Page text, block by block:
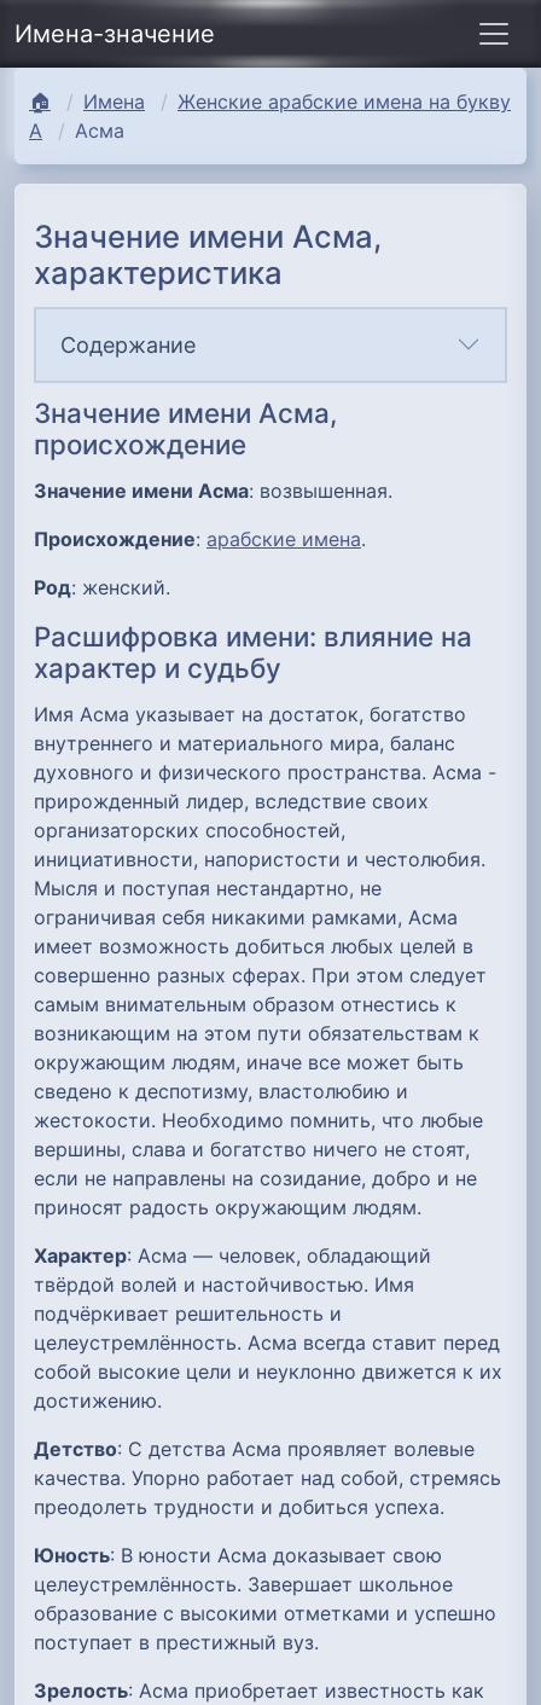
Имена-значение
🏠 Имена
Женские арабские имена на букву
А
Асма
Значение имени Асма,
характеристика
Содержание
Значение имени Асма,
происхождение
Значение имени Асма: возвышенная.
Происхождение: арабские имена.
Род: женский.
Расшифровка имени: влияние на
характер и судьбу
Имя Асма указывает на достаток, богатство
внутреннего и материального мира, баланс
духовного и физического пространства. Асма -
прирожденный лидер, вследствие своих
организаторских способностей,
инициативности, напористости и честолюбия.
Мысля и поступая нестандартно, не
ограничивая себя никакими рамками, Асма
имеет возможность добиться любых целей в
совершенно разных сферах. При этом следует
самым внимательным образом отнестись к
возникающим на этом пути обязательствам к
окружающим людям, иначе все может быть
сведено к деспотизму, властолюбию и
жестокости. Необходимо помнить, что любые
вершины, слава и богатство ничего не стоят,
если не направлены на созидание, добро и не
приносят радость окружающим людям.
Характер: Асма — человек, обладающий
твёрдой волей и настойчивостью. Имя
подчёркивает решительность и
целеустремлённость. Асма всегда ставит перед
собой высокие цели и неуклонно движется к их
достижению.
Детство: С детства Асма проявляет волевые
качества. Упорно работает над собой, стремясь
преодолеть трудности и добиться успеха.
Юность: В юности Асма доказывает свою
целеустремлённость. Завершает школьное
образование с высокими отметками и успешно
поступает в престижный вуз.
Зрелость: Асма приобретает известность как